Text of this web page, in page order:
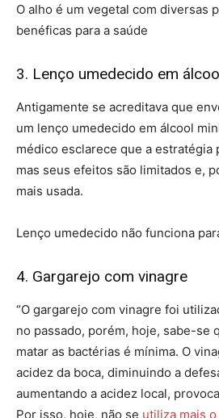
O alho é um vegetal com diversas
benéficas para a saúde
3. Lenço umedecido em
Antigamente se acreditava que
um lenço umedecido em álcool
médico esclarece que a estratégia
mas seus efeitos são limitados e,
mais usada.
Lenço umedecido não funciona
4. Gargarejo com vinagre
“O gargarejo com vinagre foi
no passado, porém, hoje, sabe-se
matar as bactérias é mínima. O
acidez da boca, diminuindo a
aumentando a acidez local,
Por isso, hoje, não se utiliza mais